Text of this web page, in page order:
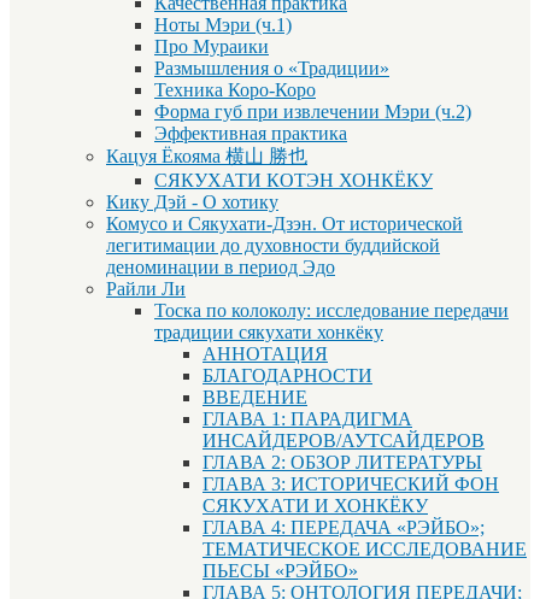
Ноты Мэри (ч.1)
Про Мураики
Размышления о «Традиции»
Техника Коро-Коро
Форма губ при извлечении Мэри (ч.2)
Эффективная практика
Кацуя Ёкояма 横山 勝也
СЯКУХАТИ КОТЭН ХОНКЁКУ
Кику Дэй - О хотику
Комусо и Сякухати-Дзэн. От исторической
легитимации до духовности буддийской
деноминации в период Эдо
Райли Ли
Тоска по колоколу: исследование передачи
традиции сякухати хонкёку
АННОТАЦИЯ
БЛАГОДАРНОСТИ
ВВЕДЕНИЕ
ГЛАВА 1: ПАРАДИГМА
ИНСАЙДЕРОВ/АУТСАЙДЕРОВ
ГЛАВА 2: ОБЗОР ЛИТЕРАТУРЫ
ГЛАВА 3: ИСТОРИЧЕСКИЙ ФОН
СЯКУХАТИ И ХОНКЁКУ
ГЛАВА 4: ПЕРЕДАЧА «РЭЙБО»;
ТЕМАТИЧЕСКОЕ ИССЛЕДОВАНИЕ
ПЬЕСЫ «РЭЙБО»
ГЛАВА 5: ОНТОЛОГИЯ ПЕРЕДАЧИ;